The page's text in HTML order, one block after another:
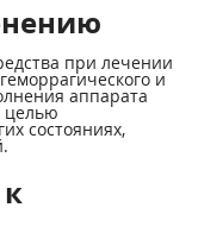
при лечении
и
аппарата
целью
состояниях,